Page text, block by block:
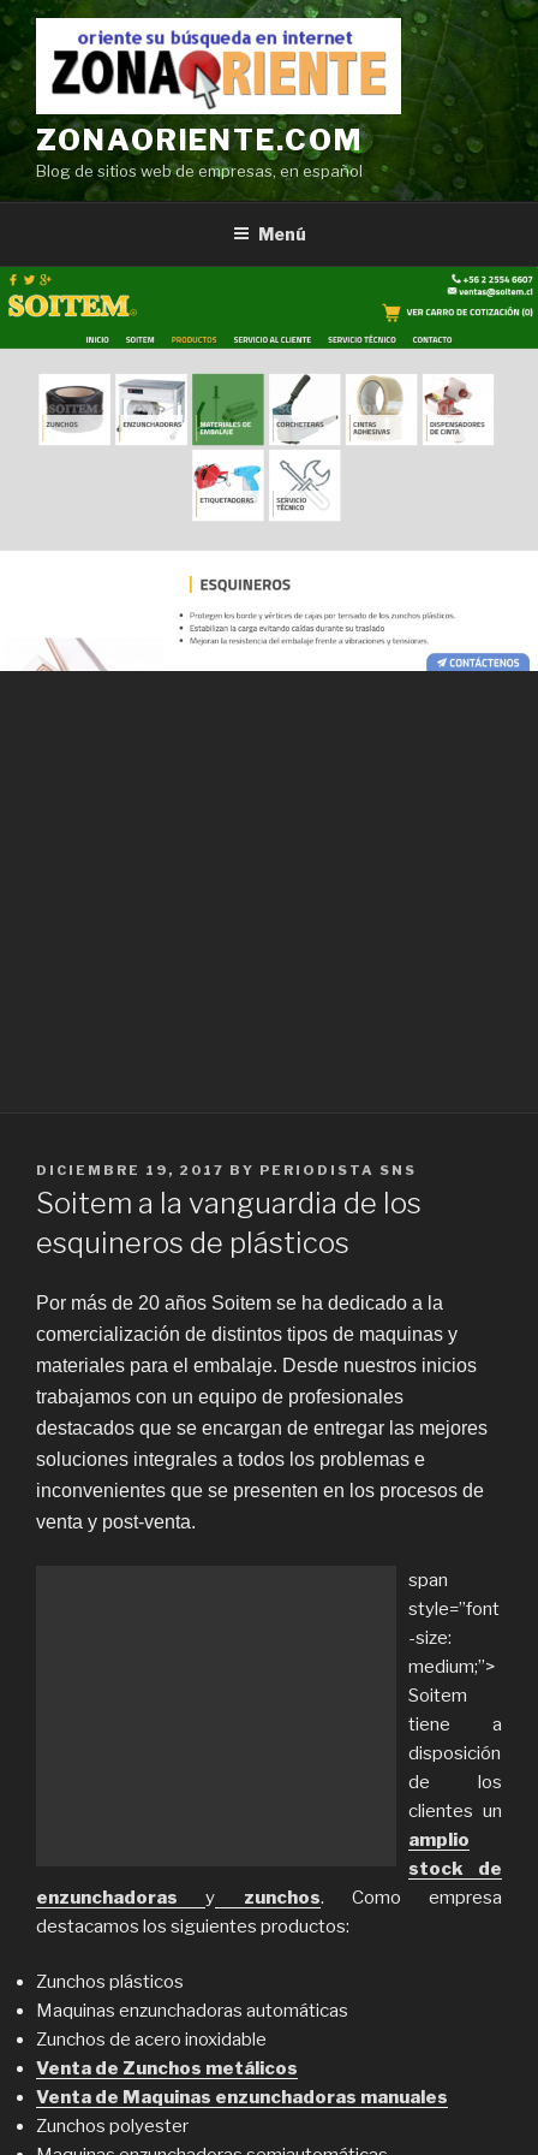
Ir
contenido
ZONAORIENTE.COM
Blog de sitios web de empresas, en español
Menú
POSTED
ON
DICIEMBRE 19, 2017 BY PERIODISTA SNS
Soitem a la vanguardia de los
esquineros de plásticos
Por más de 20 años Soitem se ha dedicado a la
comercialización de distintos tipos de maquinas y
materiales para el embalaje. Desde nuestros inicios
trabajamos con un equipo de profesionales
destacados que se encargan de entregar las mejores
soluciones integrales a todos los problemas e
inconvenientes que se presenten en los procesos de
venta y post-venta.
span
style=”font
-size:
medium;”>
Soitem
tiene a
disposición
de los
clientes un
amplio
stock de
enzunchadorasy zunchos. Como empresa
destacamos los siguientes productos:
Zunchos plásticos
Maquinas enzunchadoras automáticas
Zunchos de acero inoxidable
Venta de Zunchos metálicos
Venta de Maquinas enzunchadoras manuales
Zunchos polyester